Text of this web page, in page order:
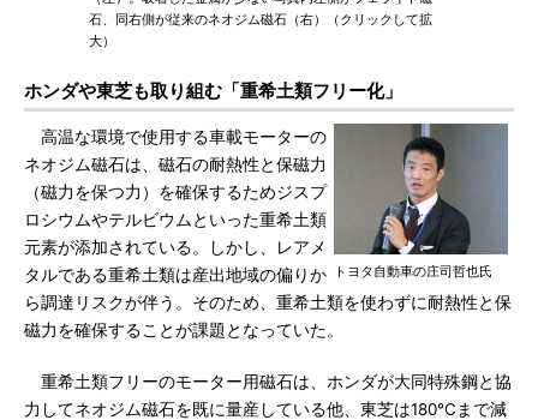
石、同右側が従来のネオジム磁石（右）（クリックして拡
大）
ホンダや東芝も取り組む「重希土類フリー化」
トヨタ自動車の庄司哲也氏
高温な環境で使用する車載モーターの
ネオジム磁石は、磁石の耐熱性と保磁力
（磁力を保つ力）を確保するためジスプ
ロシウムやテルビウムといった重希土類
元素が添加されている。しかし、レアメ
タルである重希土類は産出地域の偏りか
ら調達リスクが伴う。そのため、重希土類を使わずに耐熱性と保
磁力を確保することが課題となっていた。
重希土類フリーのモーター用磁石は、ホンダが大同特殊鋼と協
力してネオジム磁石を既に量産している他、東芝は180℃まで減